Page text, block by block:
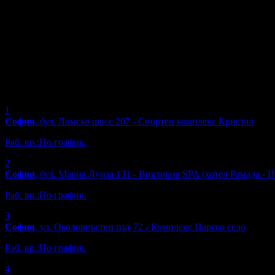
1
София, бул. Ломско шосе 207 - Спортен комплекс Кристал
Раб. вр.:По график.
2
София, бул. Мария Луиза 131 - Виктория SPA (хотел Рамада -
Раб. вр.:По график.
3
София, ул. Околовръстен път 72 - Комплекс Царско село
Раб. вр.:По график.
4